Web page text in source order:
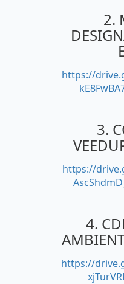
2.
https://
3.
https://
4.
https://